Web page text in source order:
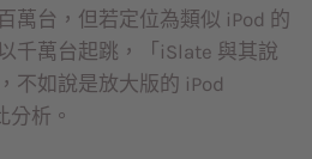
萬台，但若定位為類似 iPod 的
千萬台起跳，「iSlate 與其說
不如說是放大版的 iPod
分析。